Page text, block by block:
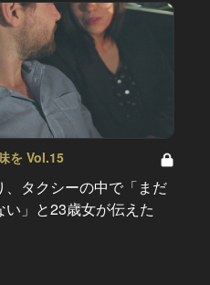
を Vol.15
、タクシーの中で「まだ
い」と23歳女が伝えた